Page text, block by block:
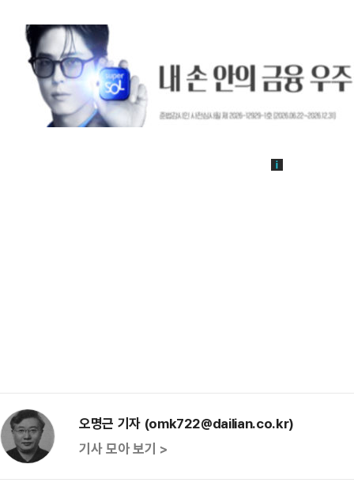
오명근 기자 (omk722@dailian.co.kr)
기사 모아 보기 >